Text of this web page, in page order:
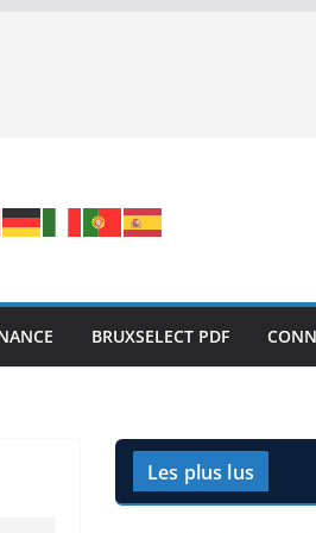
BRUXSELECT PDF
Les plus lus